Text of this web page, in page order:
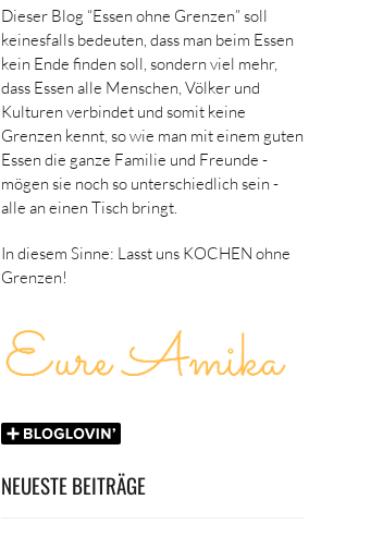
Dieser Blog “Essen ohne Grenzen” soll
keinesfalls bedeuten, dass man beim Essen
kein Ende finden soll, sondern viel mehr,
dass Essen alle Menschen, Völker und
Kulturen verbindet und somit keine
Grenzen kennt, so wie man mit einem guten
Essen die ganze Familie und Freunde -
mögen sie noch so unterschiedlich sein -
alle an einen Tisch bringt.
In diesem Sinne: Lasst uns KOCHEN ohne
Grenzen!
NEUESTE BEITRÄGE